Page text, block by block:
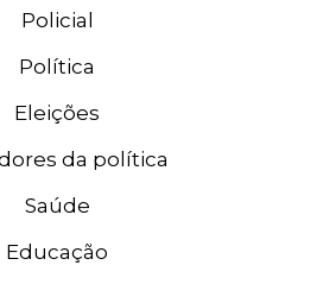
Policial
Política
Eleições
da política
Saúde
Educação